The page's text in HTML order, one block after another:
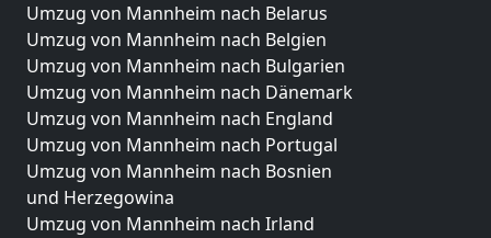
Umzug von Mannheim nach Belarus
Umzug von Mannheim nach Belgien
Umzug von Mannheim nach Bulgarien
Umzug von Mannheim nach Dänemark
Umzug von Mannheim nach England
Umzug von Mannheim nach Portugal
Umzug von Mannheim nach Bosnien
und Herzegowina
Umzug von Mannheim nach Irland